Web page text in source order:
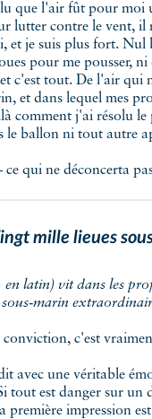
que l'air fût pour
lutter contre le vent,
et je suis plus fort. Nul
pour me pousser,
c'est tout. De l'air qui
et dans lequel mes
comment j'ai résolu le
le ballon ni tout autre
qui ne déconcerta
mille lieues
c'est
avec une véritable
tout est danger sur un
première impression